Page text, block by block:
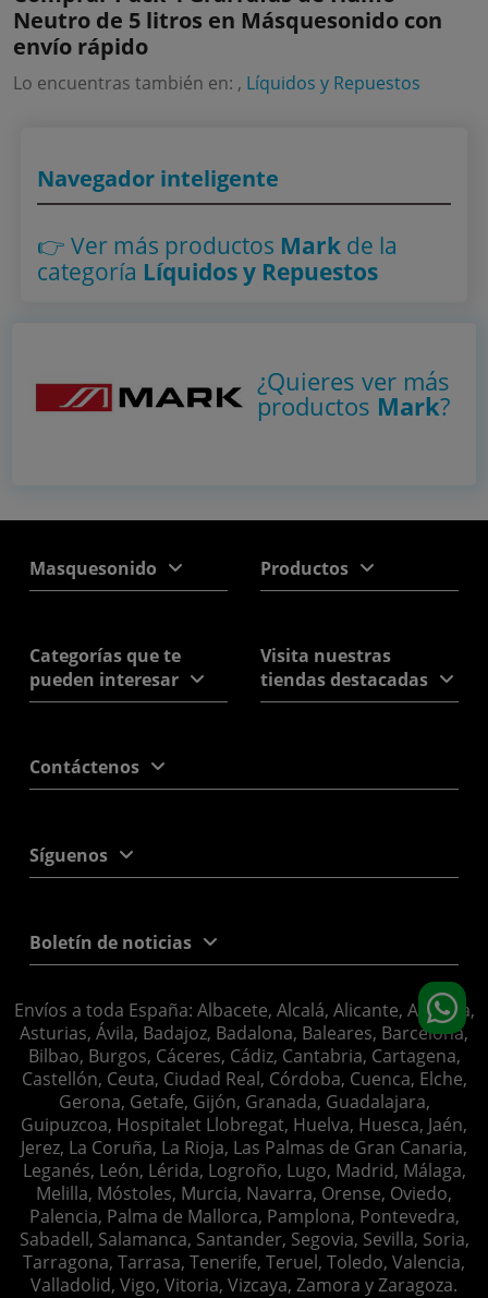
Neutro de 5 litros en Másquesonido con
envío rápido
Lo encuentras también en: , Líquidos y Repuestos
Navegador inteligente
👉 Ver más productos Markde la
categoría Líquidos y Repuestos
¿Quieres ver más
productos Mark?
Masquesonido Productos
Categorías que te
pueden interesar
Visita nuestras
tiendas destacadas
Contáctenos
Síguenos
Boletín de noticias
Envíos a toda España: Albacete, Alcalá, Alicante, Almería,
Asturias, Ávila, Badajoz, Badalona, Baleares, Barcelona,
Bilbao, Burgos, Cáceres, Cádiz, Cantabria, Cartagena,
Castellón, Ceuta, Ciudad Real, Córdoba, Cuenca, Elche,
Gerona, Getafe, Gijón, Granada, Guadalajara,
Guipuzcoa, Hospitalet Llobregat, Huelva, Huesca, Jaén,
Jerez, La Coruña, La Rioja, Las Palmas de Gran Canaria,
Leganés, León, Lérida, Logroño, Lugo, Madrid, Málaga,
Melilla, Móstoles, Murcia, Navarra, Orense, Oviedo,
Palencia, Palma de Mallorca, Pamplona, Pontevedra,
Sabadell, Salamanca, Santander, Segovia, Sevilla, Soria,
Tarragona, Tarrasa, Tenerife, Teruel, Toledo, Valencia,
Valladolid, Vigo, Vitoria, Vizcaya, Zamora y Zaragoza.